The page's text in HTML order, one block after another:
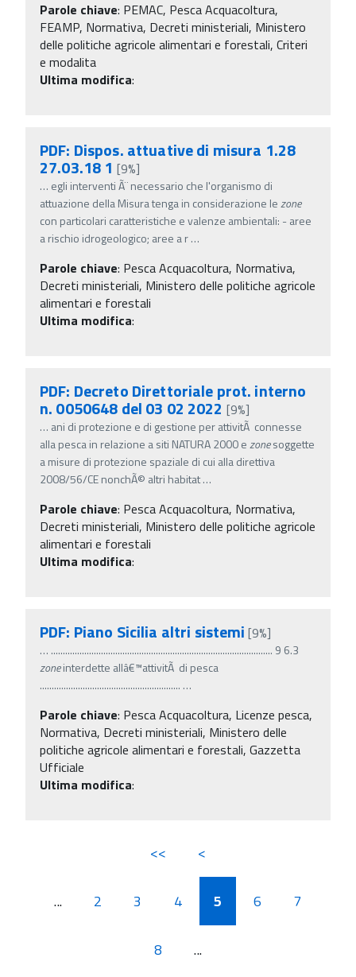
Parole chiave: PEMAC, Pesca Acquacoltura,
FEAMP, Normativa, Decreti ministeriali, Ministero
delle politiche agricole alimentari e forestali, Criteri
e modalita
Ultima modifica:
PDF: Dispos. attuative di misura 1.28
27.03.18 1 [9%]
… egli interventi Ã¨ necessario che l'organismo di
attuazione della Misura tenga in considerazione lezone
con particolari caratteristiche e valenze ambientali: - aree
a rischio idrogeologico; aree a r…
Parole chiave: Pesca Acquacoltura, Normativa,
Decreti ministeriali, Ministero delle politiche agricole
alimentari e forestali
Ultima modifica:
PDF: Decreto Direttoriale prot. interno
n. 0050648 del 03 02 2022 [9%]
… ani di protezione e di gestione per attivitÃ connesse
alla pesca in relazione a siti NATURA 2000 ezonesoggette
a misure di protezione spaziale di cui alla direttiva
2008/56/CE nonchÃ© altri habitat…
Parole chiave: Pesca Acquacoltura, Normativa,
Decreti ministeriali, Ministero delle politiche agricole
alimentari e forestali
Ultima modifica:
PDF: Piano Sicilia altri sistemi [9%]
… ............................................................................................. 9 6.3
zoneinterdette allâ€™attivitÃ di pesca
........................................................... …
Parole chiave: Pesca Acquacoltura, Licenze pesca,
Normativa, Decreti ministeriali, Ministero delle
politiche agricole alimentari e forestali, Gazzetta
Ufficiale
Ultima modifica:
<< <
... 2 3 4 5 6 7
8 ...